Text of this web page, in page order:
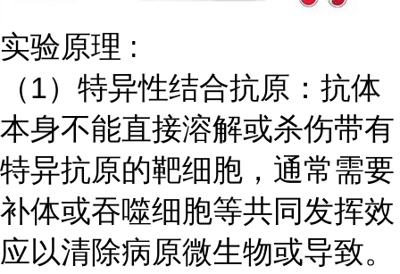
实验原理 :
（1）特异性结合抗原：抗体
本身不能直接溶解或杀伤带有
特异抗原的靶细胞，通常需要
补体或吞噬细胞等共同发挥效
应以清除病原微生物或导致。